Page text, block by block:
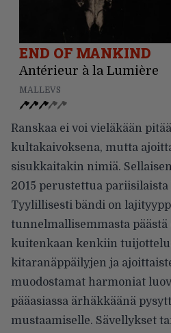
END OF MANKIND
Antérieur à la Lumière
MALLEVS
Ranskaa ei voi vieläkään
kultakaivoksena, mutta
sisukkaitakin nimiä.
2015 perustettua
Tyylillisesti bändi on
tunnelmallisemmasta päästä
kuitenkaan kenkiin
kitaranäppäilyjen ja
muodostamat harmoniat
pääasiassa ärhäkkäänä
mustaamiselle. Sävellykset